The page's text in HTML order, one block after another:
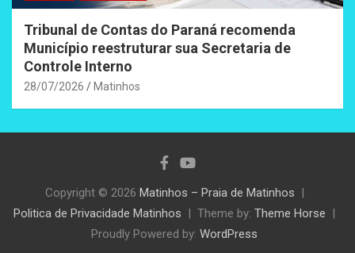
Tribunal de Contas do Paraná recomenda
Município reestruturar sua Secretaria de
Controle Interno
28/07/2026 Matinhos
Copyright © 2026 Matinhos – Praia de Matinhos
Politica de Privacidade Matinhos
Theme by: Theme Horse
Proudly Powered by: WordPress